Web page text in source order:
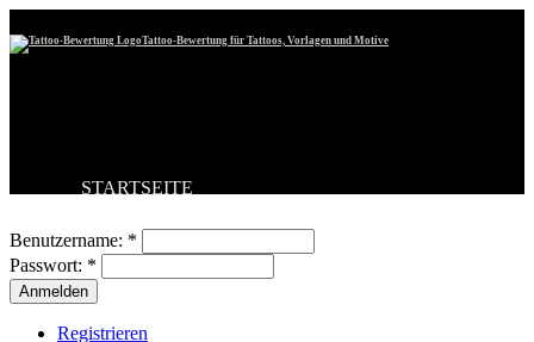
Tattoo-Bewertung für Tattoos, Vorlagen und Motive
STARTSEITE
BESTE TATTOOS
NEUESTE TATTOOS
KOMMENTARE
FORUM
Benutzername: *
Passwort: *
Registrieren